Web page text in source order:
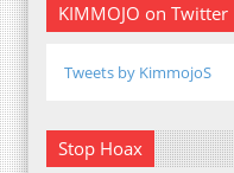
KIMMOJO on Twitter
Tweets by KimmojoS
Stop Hoax